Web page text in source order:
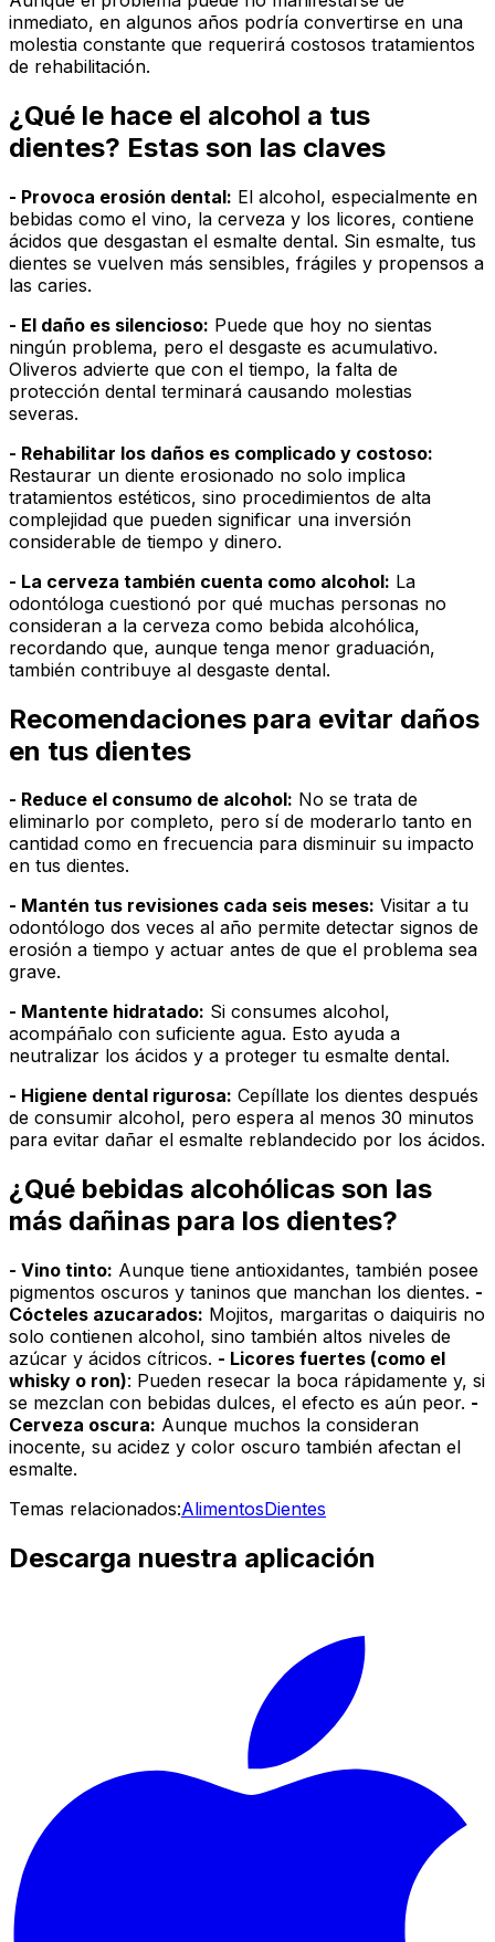
inmediato, en algunos años podría convertirse en una
molestia constante que requerirá costosos tratamientos
de rehabilitación.
¿Qué le hace el alcohol a tus
dientes? Estas son las claves
- Provoca erosión dental: El alcohol, especialmente en
bebidas como el vino, la cerveza y los licores, contiene
ácidos que desgastan el esmalte dental. Sin esmalte, tus
dientes se vuelven más sensibles, frágiles y propensos a
las caries.
- El daño es silencioso: Puede que hoy no sientas
ningún problema, pero el desgaste es acumulativo.
Oliveros advierte que con el tiempo, la falta de
protección dental terminará causando molestias
severas.
- Rehabilitar los daños es complicado y costoso:
Restaurar un diente erosionado no solo implica
tratamientos estéticos, sino procedimientos de alta
complejidad que pueden significar una inversión
considerable de tiempo y dinero.
- La cerveza también cuenta como alcohol: La
odontóloga cuestionó por qué muchas personas no
consideran a la cerveza como bebida alcohólica,
recordando que, aunque tenga menor graduación,
también contribuye al desgaste dental.
Recomendaciones para evitar daños
en tus dientes
- Reduce el consumo de alcohol: No se trata de
eliminarlo por completo, pero sí de moderarlo tanto en
cantidad como en frecuencia para disminuir su impacto
en tus dientes.
- Mantén tus revisiones cada seis meses: Visitar a tu
odontólogo dos veces al año permite detectar signos de
erosión a tiempo y actuar antes de que el problema sea
grave.
- Mantente hidratado: Si consumes alcohol,
acompáñalo con suficiente agua. Esto ayuda a
neutralizar los ácidos y a proteger tu esmalte dental.
- Higiene dental rigurosa: Cepíllate los dientes después
de consumir alcohol, pero espera al menos 30 minutos
para evitar dañar el esmalte reblandecido por los ácidos.
¿Qué bebidas alcohólicas son las
más dañinas para los dientes?
- Vino tinto: Aunque tiene antioxidantes, también posee
pigmentos oscuros y taninos que manchan los dientes. -
Cócteles azucarados: Mojitos, margaritas o daiquiris no
solo contienen alcohol, sino también altos niveles de
azúcar y ácidos cítricos. - Licores fuertes (como el
whisky o ron): Pueden resecar la boca rápidamente y, si
se mezclan con bebidas dulces, el efecto es aún peor. -
Cerveza oscura: Aunque muchos la consideran
inocente, su acidez y color oscuro también afectan el
esmalte.
Temas relacionados:AlimentosDientes
Descarga nuestra aplicación